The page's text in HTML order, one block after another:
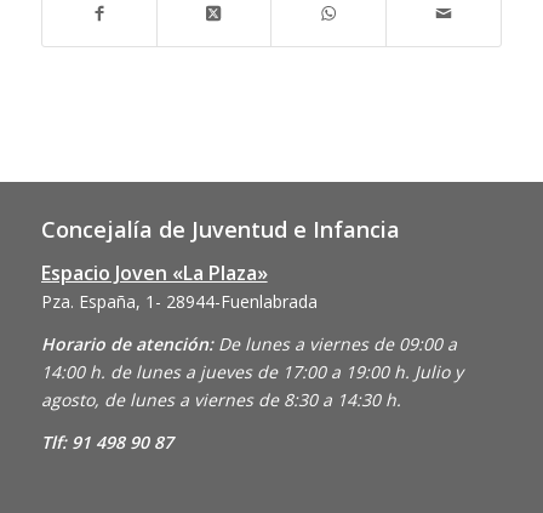
Concejalía de Juventud e Infancia
Espacio Joven «La Plaza»
Pza. España, 1- 28944-Fuenlabrada
Horario de atención: De lunes a viernes de 09:00 a
14:00 h. de lunes a jueves de 17:00 a 19:00 h. Julio y
agosto, de lunes a viernes de 8:30 a 14:30 h.
Tlf: 91 498 90 87